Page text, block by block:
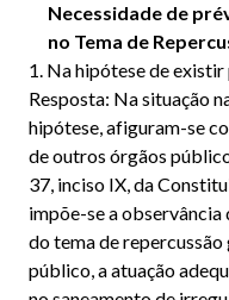
Necessidade de
no Tema de
1. Na hipótese de
Resposta: Na situação
hipótese, afiguram-se
de outros órgãos
37, inciso IX, da
impõe-se a
do tema de
público, a atuação